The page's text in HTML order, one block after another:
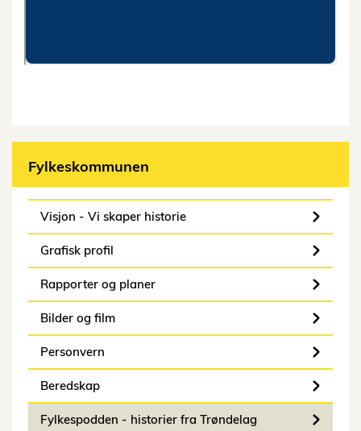
Fylkeskommunen
Visjon - Vi skaper historie
Grafisk profil
Rapporter og planer
Bilder og film
Personvern
Beredskap
Fylkespodden - historier fra Trøndelag